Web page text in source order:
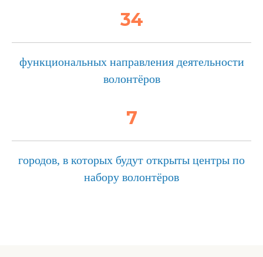
34
функциональных направления деятельности
волонтёров
7
городов, в которых будут открыты центры по
набору волонтёров